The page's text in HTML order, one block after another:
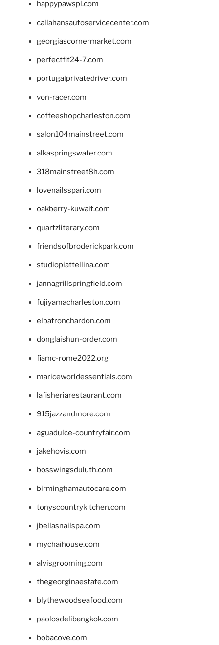
happypawspl.com
callahansautoservicecenter.com
georgiascornermarket.com
perfectfit24-7.com
portugalprivatedriver.com
von-racer.com
coffeeshopcharleston.com
salon104mainstreet.com
alkaspringswater.com
318mainstreet8h.com
lovenailsspari.com
oakberry-kuwait.com
quartzliterary.com
friendsofbroderickpark.com
studiopiattellina.com
jannagrillspringfield.com
fujiyamacharleston.com
elpatronchardon.com
donglaishun-order.com
fiamc-rome2022.org
mariceworldessentials.com
lafisheriarestaurant.com
915jazzandmore.com
aguadulce-countryfair.com
jakehovis.com
bosswingsduluth.com
birminghamautocare.com
tonyscountrykitchen.com
jbellasnailspa.com
mychaihouse.com
alvisgrooming.com
thegeorginaestate.com
blythewoodseafood.com
paolosdelibangkok.com
bobacove.com